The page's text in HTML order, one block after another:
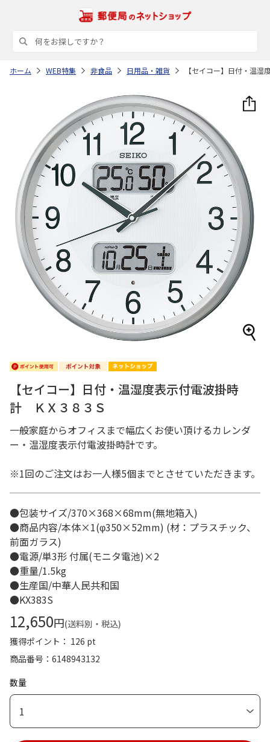
ホーム WEB特集 非食品 日用品・雑貨 【セイコー】日付・温
【セイコー】日付・温湿度表示付電波掛時
計 ＫＸ３８３Ｓ
一般家庭からオフィスまで幅広くお使い頂けるカレンダ
ー・温湿度表示付電波掛時計です。
※1回のご注文はお一人様5個までとさせていただきます。
●包装サイズ/370×368×68mm(無地箱入)
●商品内容/本体×1(φ350×52mm) (材：プラスチック、
前面ガラス)
●電源/単3形 付属(モニタ電池)×2
●重量/1.5kg
●生産国/中華人民共和国
●KX383S
12,650円(送料別・税込)
獲得ポイント： 126 pt
商品番号
6148943132
数量
1